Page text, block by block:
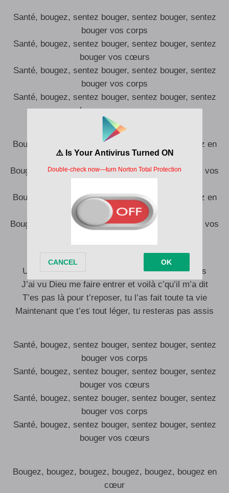
Santé, bougez, sentez bouger, sentez bouger, sentez
bouger vos corps
Santé, bougez, sentez bouger, sentez bouger, sentez
bouger vos cœurs
Santé, bougez, sentez bouger, sentez bouger, sentez
bouger vos corps
Santé, bougez, sentez bouger, sentez bouger, sentez
bouger vos cœurs
Bougez, bougez, bougez, bougez, bougez, bougez en
cœur
Bougez, bougez, bougez, bougez, bougez, bougez vos
Bougez, bougez, bougez, bougez, bougez, bougez en
cœur
Bougez, bougez, bougez, bougez, bougez, bougez vos
Un jour je m’suis retrouvé aux portes du paradis
J’ai vu Dieu me faire entrer et voilà c’qu’il m’a dit
T’es pas là pour t’reposer, tu l’as fait toute ta vie
Maintenant que t’es tout léger, tu resteras pas assis
Santé, bougez, sentez bouger, sentez bouger, sentez
bouger vos corps
Santé, bougez, sentez bouger, sentez bouger, sentez
bouger vos cœurs
Santé, bougez, sentez bouger, sentez bouger, sentez
bouger vos corps
Santé, bougez, sentez bouger, sentez bouger, sentez
bouger vos cœurs
Bougez, bougez, bougez, bougez, bougez, bougez en
cœur